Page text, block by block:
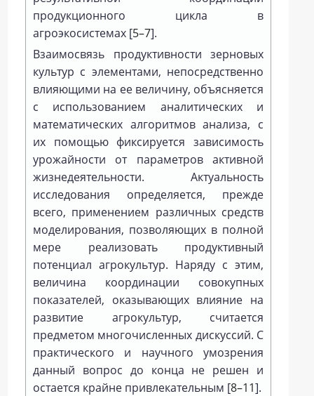
продукционного цикла в
агроэкосистемах [5–7].
Взаимосвязь продуктивности зерновых
культур с элементами, непосредственно
влияющими на ее величину, объясняется
с использованием аналитических и
математических алгоритмов анализа, с
их помощью фиксируется зависимость
урожайности от параметров активной
жизнедеятельности. Актуальность
исследования определяется, прежде
всего, применением различных средств
моделирования, позволяющих в полной
мере реализовать продуктивный
потенциал агрокультур. Наряду с этим,
величина координации совокупных
показателей, оказывающих влияние на
развитие агрокультур, считается
предметом многочисленных дискуссий. С
практического и научного умозрения
данный вопрос до конца не решен и
остается крайне привлекательным [8–11].